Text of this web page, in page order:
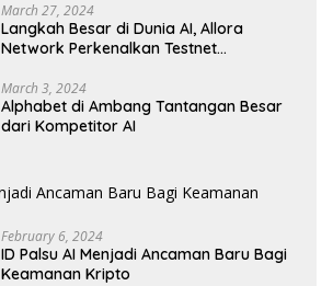
March 27, 2024
Langkah Besar di Dunia AI, Allora
Network Perkenalkan Testnet
March 3, 2024
Alphabet di Ambang Tantangan Besar
dari Kompetitor AI
February 6, 2024
ID Palsu AI Menjadi Ancaman Baru Bagi
Keamanan Kripto